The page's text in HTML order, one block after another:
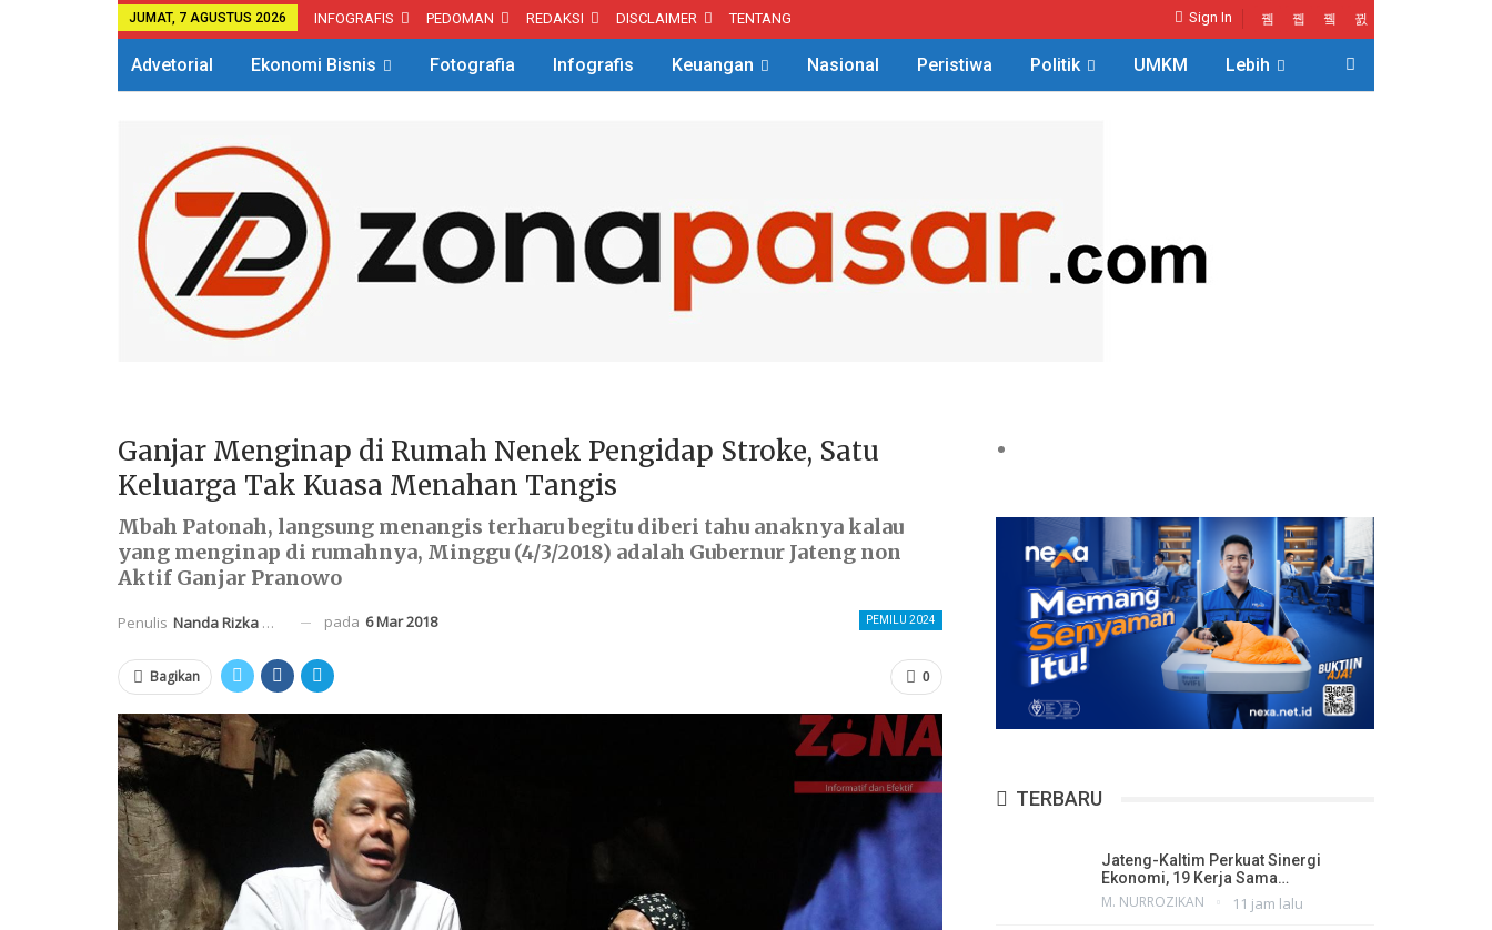
Sign In
JUMAT, 7 AGUSTUS 2026 INFOGRAFIS PEDOMAN REDAKSI DISCLAIMER TENTANG
Advetorial Ekonomi Bisnis Fotografia Infografis Keuangan Nasional Peristiwa Politik UMKM Lebih
Ganjar Menginap di Rumah Nenek Pengidap Stroke, Satu
Keluarga Tak Kuasa Menahan Tangis
Mbah Patonah, langsung menangis terharu begitu diberi tahu anaknya kalau
yang menginap di rumahnya, Minggu (4/3/2018) adalah Gubernur Jateng non
Aktif Ganjar Pranowo
PEMILU 2024
Penulis Nanda Rizka Mahendra pada 6 Mar 2018
0
Bagikan
TERBARU
Jateng-Kaltim Perkuat Sinergi
Ekonomi, 19 Kerja Sama…
M. NURROZIKAN 11 jam lalu